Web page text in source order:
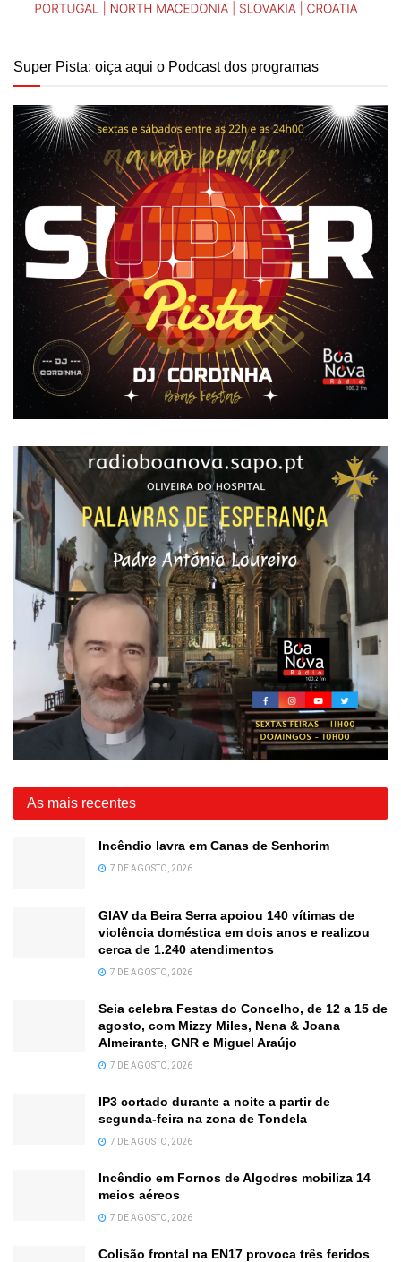
Super Pista: oiça aqui o Podcast dos programas
As mais recentes
Incêndio lavra em Canas de Senhorim
7 DE AGOSTO, 2026
GIAV da Beira Serra apoiou 140 vítimas de
violência doméstica em dois anos e realizou
cerca de 1.240 atendimentos
7 DE AGOSTO, 2026
Seia celebra Festas do Concelho, de 12 a 15 de
agosto, com Mizzy Miles, Nena & Joana
Almeirante, GNR e Miguel Araújo
7 DE AGOSTO, 2026
IP3 cortado durante a noite a partir de
segunda-feira na zona de Tondela
7 DE AGOSTO, 2026
Incêndio em Fornos de Algodres mobiliza 14
meios aéreos
7 DE AGOSTO, 2026
Colisão frontal na EN17 provoca três feridos